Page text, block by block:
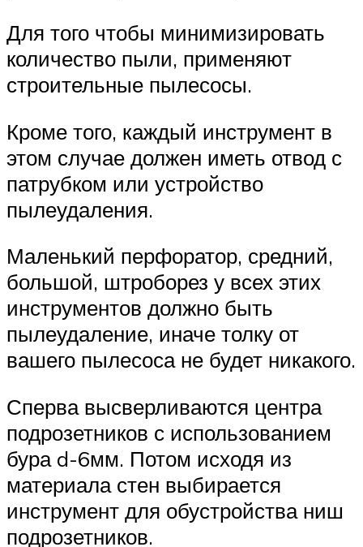
Для того чтобы минимизировать
количество пыли, применяют
строительные пылесосы.
Кроме того, каждый инструмент в
этом случае должен иметь отвод с
патрубком или устройство
пылеудаления.
Маленький перфоратор, средний,
большой, штроборез у всех этих
инструментов должно быть
пылеудаление, иначе толку от
вашего пылесоса не будет никакого.
Сперва высверливаются центра
подрозетников с использованием
бура d-6мм. Потом исходя из
материала стен выбирается
инструмент для обустройства ниш
подрозетников.